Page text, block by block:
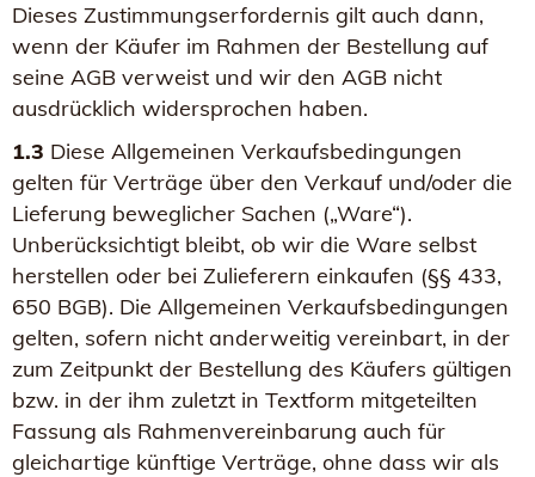
Dieses Zustimmungserfordernis gilt auch dann,
wenn der Käufer im Rahmen der Bestellung auf
seine AGB verweist und wir den AGB nicht
ausdrücklich widersprochen haben.
1.3 Diese Allgemeinen Verkaufsbedingungen
gelten für Verträge über den Verkauf und/oder die
Lieferung beweglicher Sachen („Ware“).
Unberücksichtigt bleibt, ob wir die Ware selbst
herstellen oder bei Zulieferern einkaufen (§§ 433,
650 BGB). Die Allgemeinen Verkaufsbedingungen
gelten, sofern nicht anderweitig vereinbart, in der
zum Zeitpunkt der Bestellung des Käufers gültigen
bzw. in der ihm zuletzt in Textform mitgeteilten
Fassung als Rahmenvereinbarung auch für
gleichartige künftige Verträge, ohne dass wir als